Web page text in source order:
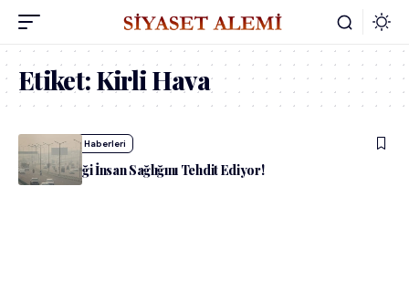
Etiket:Kirli Hava
admin Yaşam Haberleri
Hava Kirliliği İnsan Sağlığını Tehdit Ediyor!